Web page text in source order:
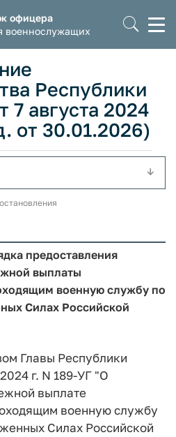
офицера
военнослужащих
Республики
7 августа 2024
от 30.01.2026)
предоставления
выплаты
военную службу по
Силах Российской
Главы Республики
г. N 189-УГ "О
выплате
военную службу
Силах Российской